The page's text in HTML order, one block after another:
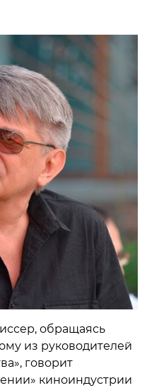
обращаясь
из руководителей
говорит
киноиндустрии